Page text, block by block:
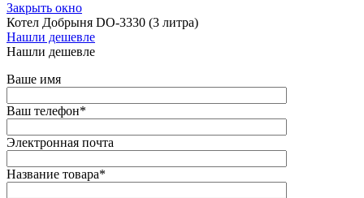
Закрыть окно
Котел Добрыня DO-3330 (3 литра)
Нашли дешевле
Нашли дешевле
Ваше имя
Ваш телефон*
Электронная почта
Название товара*